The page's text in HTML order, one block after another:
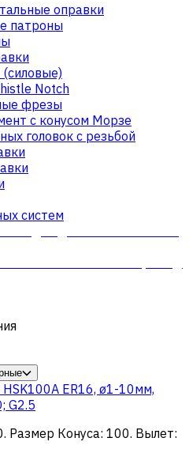
оправки
патроны
Notch
фрезы
с конусом Морзе
головок с резьбой
систем
ER16, ø1-10мм,
G2.5
. Размер Конуса: 100. Вылет: